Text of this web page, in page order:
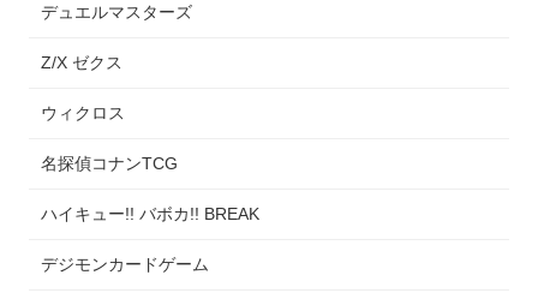
デュエルマスターズ
Z/X ゼクス
ウィクロス
名探偵コナンTCG
ハイキュー!! バボカ!! BREAK
デジモンカードゲーム